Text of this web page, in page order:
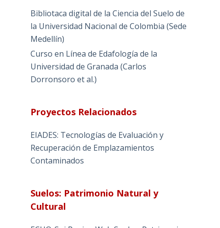
Bibliotaca digital de la Ciencia del Suelo de
la Universidad Nacional de Colombia (Sede
Medellín)
Curso en Línea de Edafología de la
Universidad de Granada (Carlos
Dorronsoro et al.)
Proyectos Relacionados
EIADES: Tecnologías de Evaluación y
Recuperación de Emplazamientos
Contaminados
Suelos: Patrimonio Natural y
Cultural